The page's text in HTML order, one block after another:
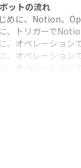
ットの流れ
めに、Notion、
、トリガーで
、オペレーション
、オペレーション
に、オペレーショ